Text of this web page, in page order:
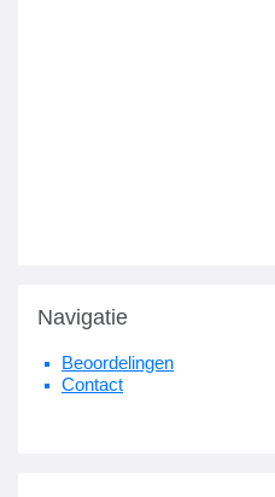
Navigatie
Beoordelingen
Contact